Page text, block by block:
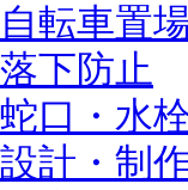
自転車置
落下防止
蛇口・水
設計・制